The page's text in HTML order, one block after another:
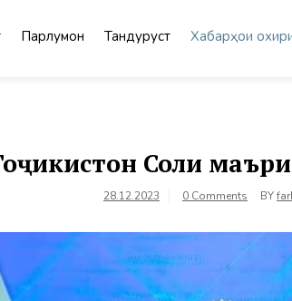
Парлумон Тандурустӣ Хабарҳои
Соли
28.12.2023 0 Comments BY